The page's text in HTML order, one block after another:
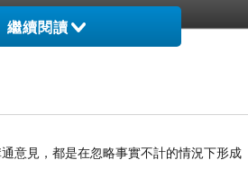
～ 20,000
繼續閱讀
意見，都是在忽略事實不計的情況下形成